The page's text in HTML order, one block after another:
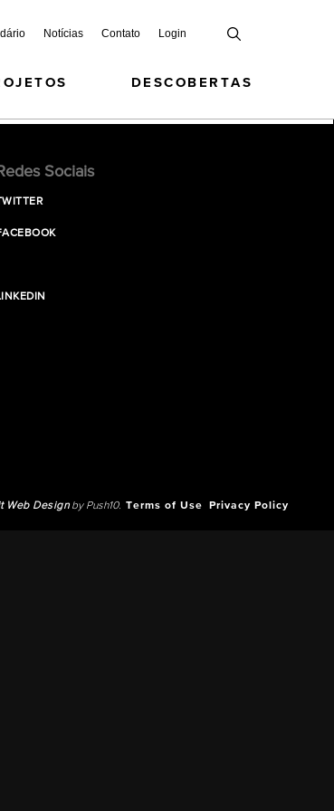
Notícias Contato Login
DESCOBERTAS
Sociais
Web Designby Push10. Terms of Use Privacy Policy